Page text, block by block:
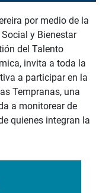
por medio de la
y Bienestar
del Talento
invita a toda la
a participar en la
Tempranas, una
a monitorear de
quienes integran la